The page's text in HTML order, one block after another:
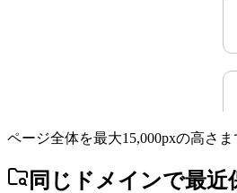
ページ全体を最大15,000pxの高さ
同じドメインで最